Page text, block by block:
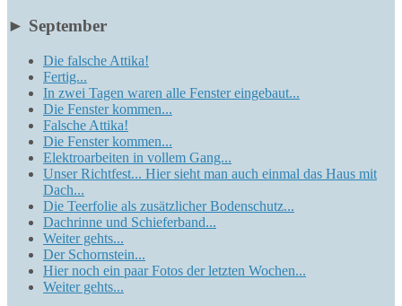
► September
Die falsche Attika!
Fertig...
In zwei Tagen waren alle Fenster eingebaut...
Die Fenster kommen...
Falsche Attika!
Die Fenster kommen...
Elektroarbeiten in vollem Gang...
Unser Richtfest... Hier sieht man auch einmal das Haus mit
Dach...
Die Teerfolie als zusätzlicher Bodenschutz...
Dachrinne und Schieferband...
Weiter gehts...
Der Schornstein...
Hier noch ein paar Fotos der letzten Wochen...
Weiter gehts...